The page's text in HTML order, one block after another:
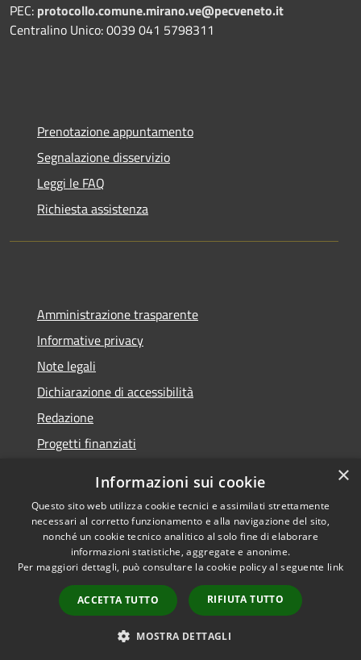
PEC: protocollo.comune.mirano.ve@pecveneto.it
Centralino Unico: 0039 041 5798311
Prenotazione appuntamento
Segnalazione disservizio
Leggi le FAQ
Richiesta assistenza
Amministrazione trasparente
Informative privacy
Note legali
Dichiarazione di accessibilità
Redazione
Progetti finanziati
RSS
Accessibilità
Privacy
Mappa del sito
Dichiarazione di
accessibilità• Copyright ©
2021 • Comune di Mirano
• Powered by
Municipium•
Accesso
redazione
×
Informazioni sui cookie
Questo sito web utilizza cookie tecnici e assimilati strettamente
necessari al corretto funzionamento e alla navigazione del sito,
nonché un cookie tecnico analitico al solo fine di elaborare
informazioni statistiche, aggregate e anonime.
Per maggiori dettagli, può consultare la cookie policy al seguente link
ACCETTA TUTTO RIFIUTA TUTTO
MOSTRA DETTAGLI